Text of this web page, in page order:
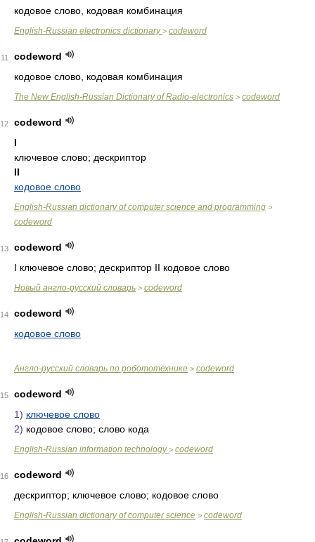
кодовое слово, кодовая комбинация
English-Russian electronics dictionary> codeword
11
codeword
кодовое слово, кодовая комбинация
The New English-Russian Dictionary of Radio-electronics > codeword
12
codeword
I
ключевое слово; дескриптор
II
кодовое слово
English-Russian dictionary of computer science and programming >
codeword
13
codeword
I ключевое слово; дескриптор II кодовое слово
Новый англо-русский словарь > codeword
14
codeword
кодовое слово
Англо-русский словарь по робототехнике > codeword
15
codeword
1) ключевое слово
2) кодовое слово; слово кода
English-Russian information technology> codeword
16
codeword
дескриптор; ключевое слово; кодовое слово
English-Russian dictionary of computer science > codeword